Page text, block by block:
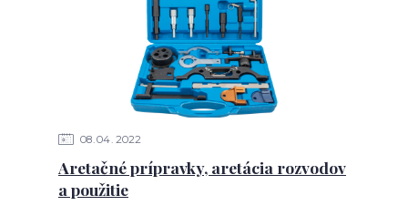
08 04 2022
Aretačné prípravky, aretácia rozvodov
a použitie